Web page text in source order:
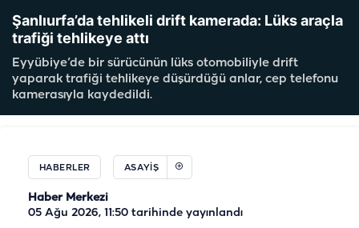
Şanlıurfa’da tehlikeli drift kamerada: Lüks araçla
trafiği tehlikeye attı
Eyyübiye’de bir sürücünün lüks otomobiliyle drift
yaparak trafiği tehlikeye düşürdüğü anlar, cep telefonu
kamerasıyla kaydedildi.
HABERLER ASAYIŞ
Haber Merkezi
05 Ağu 2026, 11:50 tarihinde yayınlandı